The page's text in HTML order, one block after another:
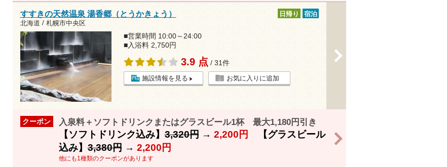
すすきの天然温泉 湯香郷（とうかきょう）
北海道 / 札幌市中央区
日帰り 宿泊
■営業時間 10:00～24:00
■入浴料 2,750円
3.9 点 / 31件
施設情報を見る お気に入りに追加
クーポン 入泉料＋ソフトドリンクまたはグラスビール1杯 最大1,180円引き
【ソフトドリンク込み】3,320円→ 2,200円
【グラスビール
込み】3,380円→ 2,200円
他にも1種類のクーポンがあります